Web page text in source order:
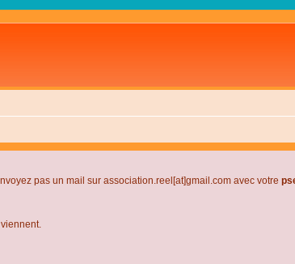
pas un mail sur association.reel[at]gmail.com avec votre